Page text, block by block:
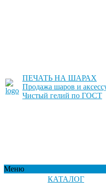
ПЕЧАТЬ НА ШАРАХ
Продажа шаров и
Чистый гелий по ГОСТ
Меню
КАТАЛОГ